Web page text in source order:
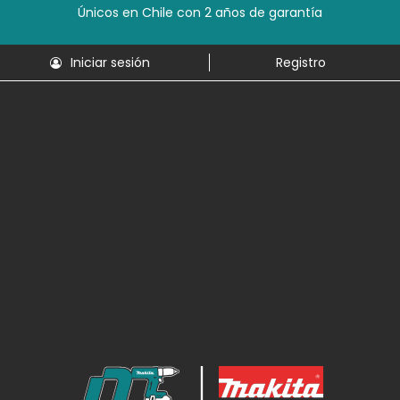
Únicos en Chile con 2 años de garantía
Iniciar sesión Registro